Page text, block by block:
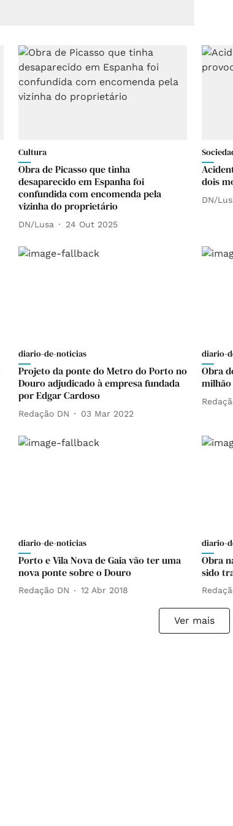
Cultura
Obra de Picasso que tinha
desaparecido em Espanha foi
confundida com encomenda pela
vizinha do proprietário
DN/Lusa 24 Out 2025
dois
DN/
diario-de-noticias
Projeto da ponte do Metro do Porto no
Douro adjudicado à empresa fundada
por Edgar Cardoso
Redação DN 03 Mar 2022
diario-
Obra
milhão
diario-de-noticias
Porto e Vila Nova de Gaia vão ter uma
nova ponte sobre o Douro
Redação DN 12 Abr 2018
diario-
Obra
sido
Ver mais